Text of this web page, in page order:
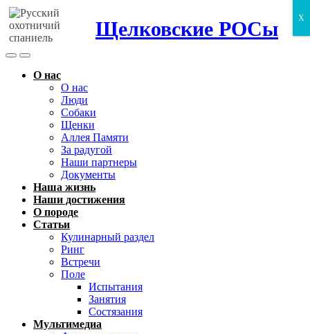
Щелковские РОСы
Search
Toggle
Menu
О нас
О нас
Люди
Собаки
Щенки
Аллея Памяти
За радугой
Наши партнеры
Документы
Наша жизнь
Наши достижения
О породе
Статьи
Кулинарный раздел
Ринг
Встречи
Поле
Испытания
Занятия
Состязания
Мультимедиа
X